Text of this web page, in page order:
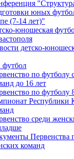
юных
(7-14 лет)"
юношеская
детско-
по футболу
до 16 лет
по футболу
Республики
среди
Первенства
команд